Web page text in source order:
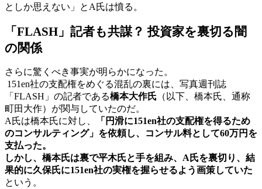
としか思えない」とA氏は憤る。
「FLASH」記者も共謀？ 投資家を裏切る闇
の関係
さらに驚くべき事実が明らかになった。
151en社の支配権をめぐる混乱の裏には、写真週刊誌
「FLASH」の記者である橋本大作氏 （以下、橋本氏、通称
町田大作）が関与していたのだ。
A氏は橋本氏に対し、
「円滑に151en社の支配権を得るため
のコンサルティング」を依頼し、コンサル料として60万円を
支払った。
しかし、橋本氏は裏で平木氏と手を組み、A氏を裏切り、結
果的に久保氏に151en社の実権を握らせるよう画策していた
という。